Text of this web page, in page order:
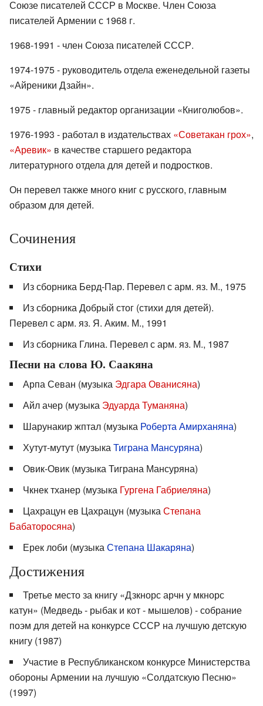
Союзе писателей СССР в Москве. Член Союза
писателей Армении с 1968 г.
1968-1991 - член Союза писателей СССР.
1974-1975 - руководитель отдела еженедельной газеты
«Айреники Дзайн».
1975 - главный редактор организации «Книголюбов».
1976-1993 - работал в издательствах «Советакан грох»,
«Аревик» в качестве старшего редактора
литературного отдела для детей и подростков.
Он перевел также много книг с русского, главным
образом для детей.
Сочинения
Стихи
Из сборника Берд-Пар. Перевел с арм. яз. М., 1975
Из сборника Добрый стог (стихи для детей).
Перевел с арм. яз. Я. Аким. М., 1991
Из сборника Глина. Перевел с арм. яз. М., 1987
Песни на слова Ю. Саакяна
Арпа Севан (музыка Эдгара Ованисяна)
Айл ачер (музыка Эдуарда Туманяна)
Шарунакир жптал (музыка Роберта Амирханяна)
Хутут-мутут (музыкаТиграна Мансуряна)
Овик-Овик (музыка Тиграна Мансуряна)
Чкнек тханер (музыка Гургена Габриеляна)
Цахрацун ев Цахрацун (музыкаСтепана
Бабаторосяна)
Ерек лоби (музыкаСтепана Шакаряна)
Достижения
Третье место за книгу «Дзкнорс арчн у мкнорс
катун» (Медведь - рыбак и кот - мышелов) - собрание
поэм для детей на конкурсе СССР на лучшую детскую
книгу (1987)
Участие в Республиканском конкурсе Министерства
обороны Армении на лучшую «Солдатскую Песню»
(1997)